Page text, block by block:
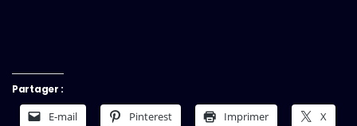
Partager :
E-mail Pinterest Imprimer X